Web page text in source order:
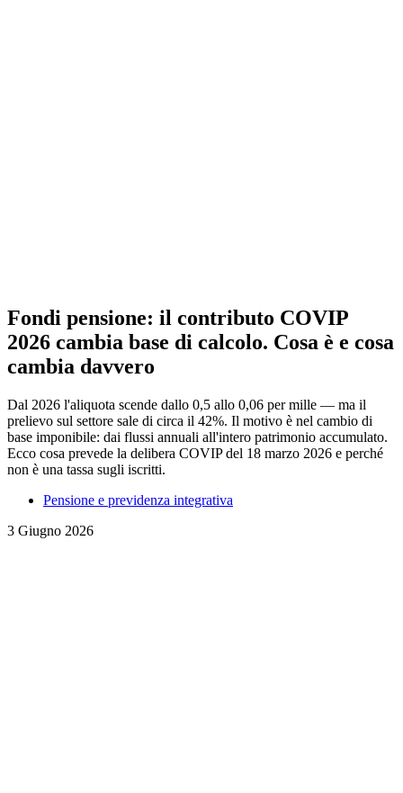
Fondi pensione: il contributo COVIP
2026 cambia base di calcolo. Cosa è e cosa
cambia davvero
Dal 2026 l'aliquota scende dallo 0,5 allo 0,06 per mille — ma il
prelievo sul settore sale di circa il 42%. Il motivo è nel cambio di
base imponibile: dai flussi annuali all'intero patrimonio accumulato.
Ecco cosa prevede la delibera COVIP del 18 marzo 2026 e perché
non è una tassa sugli iscritti.
Pensione e previdenza integrativa
3 Giugno 2026